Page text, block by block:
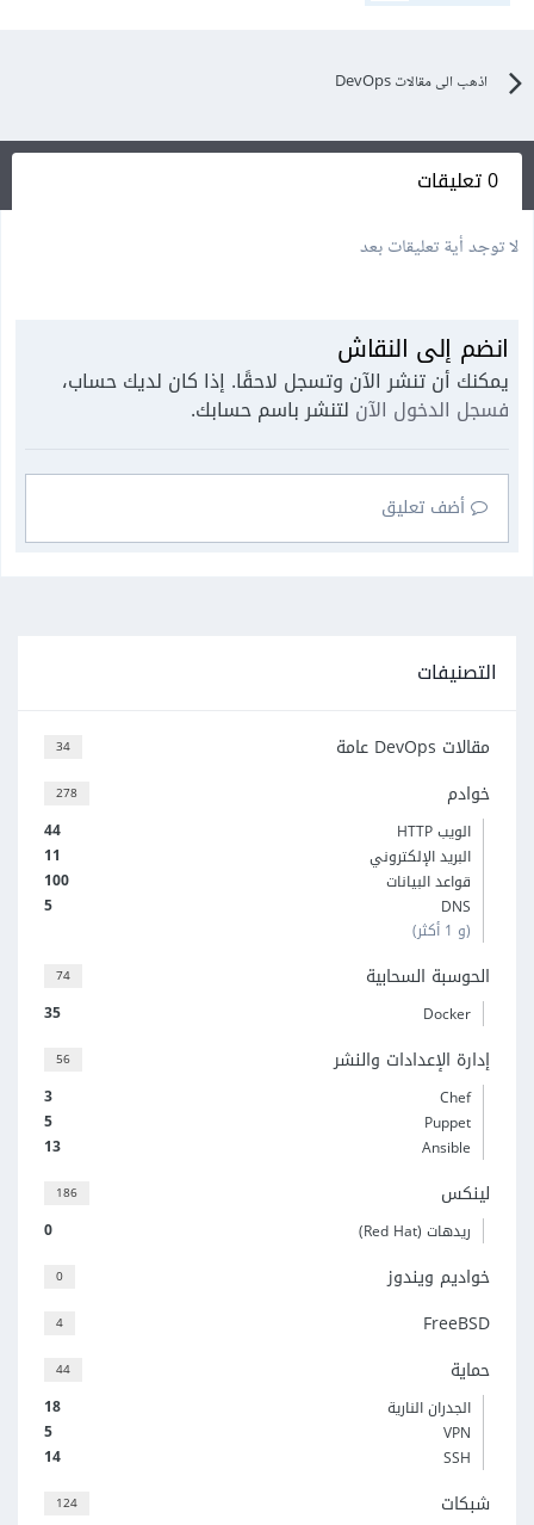
اذهب الى مقالات DevOps
0 تعليقات
لا توجد أية تعليقات بعد
انضم إلى النقاش
يمكنك أن تنشر الآن وتسجل لاحقًا. إذا كان لديك حساب،
فسجل الدخول الآن لتنشر باسم حسابك.
أضف تعليق
التصنيفات
34 مقالات DevOps عامة
278 خوادم
44
الويب HTTP
11
البريد الإلكتروني
100
قواعد البيانات
5
DNS
(و 1 أكثر)
74 الحوسبة السحابية
35 Docker
56 إدارة الإعدادات والنشر
3
Chef
5
Puppet
13
Ansible
186 لينكس
0 ريدهات (Red Hat)
0 خواديم ويندوز
4 FreeBSD
44 حماية
18
الجدران النارية
5
VPN
14
SSH
124 شبكات